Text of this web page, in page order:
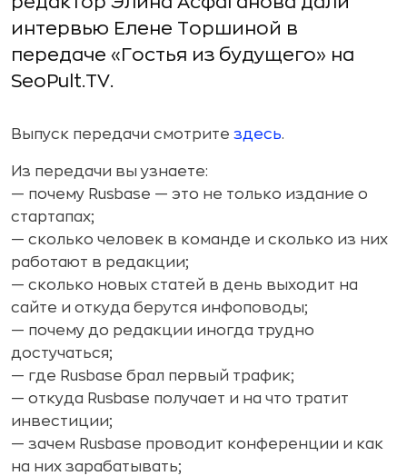
интервью Елене Торшиной в
передаче «Гостья из будущего» на
SeoPult.TV.
Выпуск передачи смотрите здесь.
Из передачи вы узнаете:
— почему Rusbase — это не только издание о
стартапах;
— сколько человек в команде и сколько из них
работают в редакции;
— сколько новых статей в день выходит на
сайте и откуда берутся инфоповоды;
— почему до редакции иногда трудно
достучаться;
— где Rusbase брал первый трафик;
— откуда Rusbase получает и на что тратит
инвестиции;
— зачем Rusbase проводит конференции и как
на них зарабатывать;